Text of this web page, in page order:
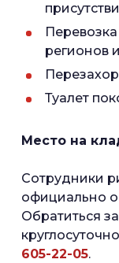
регионов
Туалет
Место на
Сотрудники
официально
Обратиться
605-22-05.